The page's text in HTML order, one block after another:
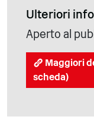
Ulteriori
Aperto al
Maggiori
scheda)